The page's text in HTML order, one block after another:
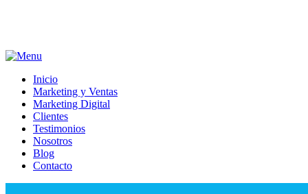
Inicio
Marketing y Ventas
Marketing Digital
Clientes
Testimonios
Nosotros
Blog
Contacto